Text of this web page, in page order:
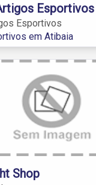
Esportivos
Esportivos
em Atibaia
Shop